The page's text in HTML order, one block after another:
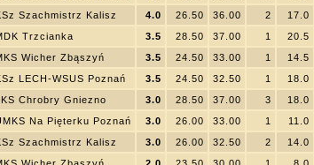
Szachmistrz Kalisz 4.0 26.50 36.00 2 17.0
Trzcianka 3.5 28.50 37.00 1 20.5
Wicher Zbąszyń 3.5 24.50 33.00 1 14.5
LECH-WSUS Poznań 3.5 24.50 32.50 1 18.0
Chrobry Gniezno 3.0 28.50 37.00 3 18.0
Na Pięterku Poznań 3.0 26.00 33.00 1 11.0
Szachmistrz Kalisz 3.0 26.00 32.50 2 14.0